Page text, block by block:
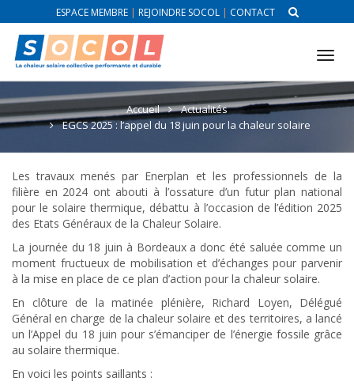
ESPACE MEMBRE| REJOINDRE SOCOL| CONTACT
Accueil
Actualités
EGCS 2025 : l’appel du 18 juin pour la chaleur solaire
Les travaux menés par Enerplan et les professionnels de la
filière en 2024 ont abouti à l’ossature d’un futur plan national
pour le solaire thermique, débattu à l’occasion de l’édition 2025
des Etats Généraux de la Chaleur Solaire.
La journée du 18 juin à Bordeaux a donc été saluée comme un
moment fructueux de mobilisation et d’échanges pour parvenir
à la mise en place de ce plan d’action pour la chaleur solaire.
En clôture de la matinée plénière, Richard Loyen, Délégué
Général en charge de la chaleur solaire et des territoires, a lancé
un l’Appel du 18 juin pour s’émanciper de l’énergie fossile grâce
au solaire thermique.
En voici les points saillants :